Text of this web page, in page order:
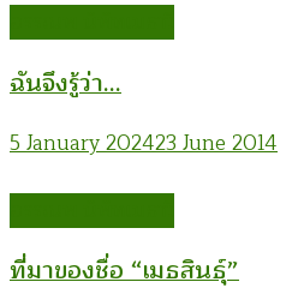
ฉันจึงรู้ว่า…
5 January 202423 June 2014
ที่มาของชื่อ “เมธสินธุ์”